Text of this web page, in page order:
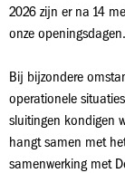
2026 zijn er na 14
onze openingsdagen.
Bij bijzondere
operationele
sluitingen kondigen
hangt samen met
samenwerking met